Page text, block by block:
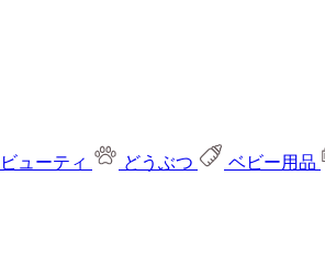
ビューティ どうぶつ ベビー用品